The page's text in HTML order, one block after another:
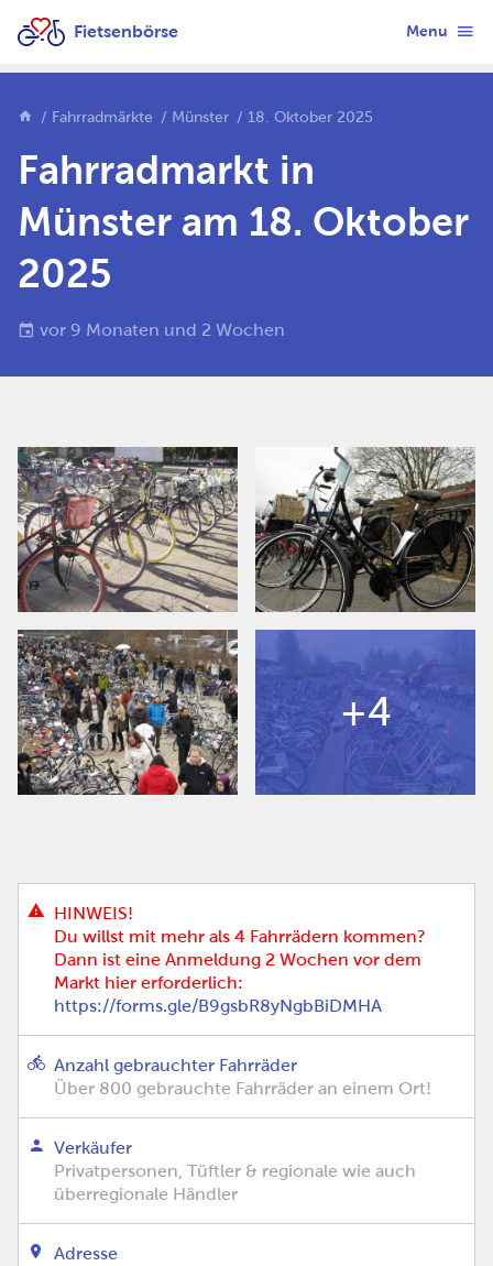
Fietsenbörse Menu
Fahrradmärkte Münster 18. Oktober 2025
Fahrradmarkt in
Münster am 18. Oktober
2025
vor 9 Monaten und 2 Wochen
+4
HINWEIS!
Du willst mit mehr als 4 Fahrrädern kommen?
Dann ist eine Anmeldung 2 Wochen vor dem
Markt hier erforderlich:
https://forms.gle/B9gsbR8yNgbBiDMHA
Anzahl gebrauchter Fahrräder
Über 800 gebrauchte Fahrräder an einem Ort!
Verkäufer
Privatpersonen, Tüftler & regionale wie auch
überregionale Händler
Adresse